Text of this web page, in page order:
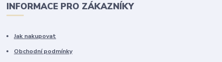
INFORMACE PRO ZÁKAZNÍKY
Jak nakupovat
Obchodní podmínky